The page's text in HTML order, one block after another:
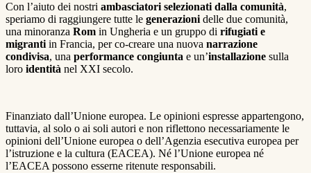
Con l’aiuto dei nostri ambasciatori selezionati dalla comunità,
speriamo di raggiungere tutte le generazioni delle due comunità,
una minoranza Rom in Ungheria e un gruppo di rifugiati e
migranti in Francia, per co-creare una nuova narrazione
condivisa, una performance congiunta e un’installazione sulla
loro identità nel XXI secolo.
Finanziato dall’Unione europea. Le opinioni espresse appartengono,
tuttavia, al solo o ai soli autori e non riflettono necessariamente le
opinioni dell’Unione europea o dell’Agenzia esecutiva europea per
l’istruzione e la cultura (EACEA). Né l’Unione europea né
l’EACEA possono esserne ritenute responsabili.